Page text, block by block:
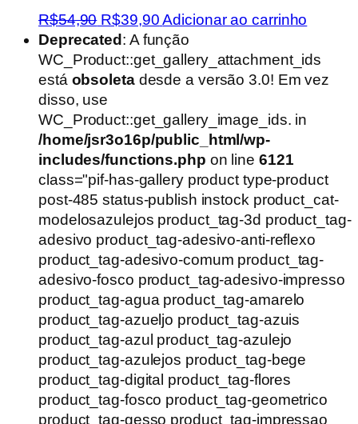
R$54,90 O
preço
original
era:
R$54,90.
R$39,90O
preço
atual
é:
Adicionar ao carrinho
Deprecated : A função
WC_Product::get_gallery_attachment_ids
está obsoletadesde a versão 3.0! Em vez
disso, use
WC_Product::get_gallery_image_ids. in
/home/jsr3o16p/public_html/wp-
includes/functions.php on line 6121
class="pif-has-gallery product type-product
post-485 status-publish instock product_cat-
modelosazulejos product_tag-3d product_tag-
adesivo product_tag-adesivo-anti-reflexo
product_tag-adesivo-comum product_tag-
adesivo-fosco product_tag-adesivo-impresso
product_tag-agua product_tag-amarelo
product_tag-azueljo product_tag-azuis
product_tag-azul product_tag-azulejo
product_tag-azulejos product_tag-bege
product_tag-digital product_tag-flores
product_tag-fosco product_tag-geometrico
product_tag-gesso product_tag-impressao